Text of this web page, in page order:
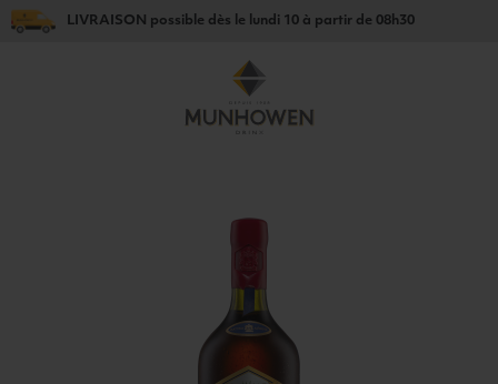
LIVRAISON possible dès le lundi 10 à partir de 08h30